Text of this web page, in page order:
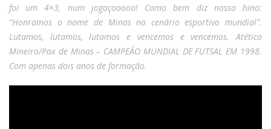
foi um 4×3, num jogaçooooo! Como bem diz nosso hino:
“Honramos o nome de Minas no cenário esportivo mundial”.
Lutamos, lutamos, lutamos e vencemos e vencemos. Atético
Mineiro/Pax de Minas – CAMPEÃO MUNDIAL DE FUTSAL EM 1998.
Com apenas dois anos de formação.